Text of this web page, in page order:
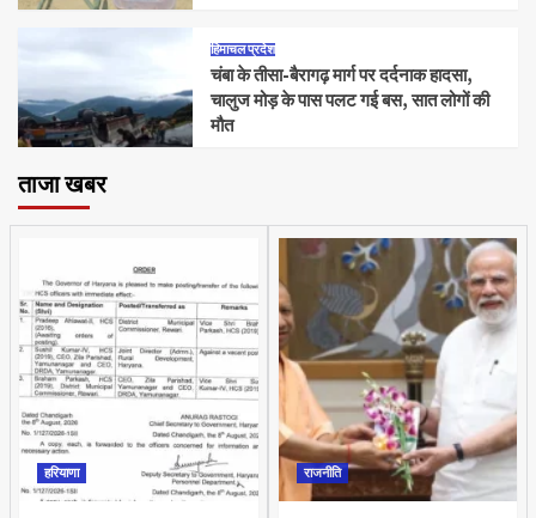
हिमाचल प्रदेश
चंबा के तीसा-बैरागढ़ मार्ग पर दर्दनाक हादसा,
चालुज मोड़ के पास पलट गई बस, सात लोगों की
मौत
ताजा खबर
हरियाणा राजनीति